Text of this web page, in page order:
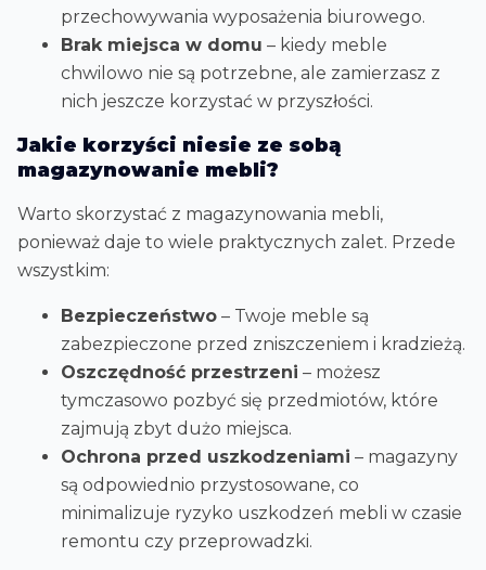
przechowywania wyposażenia biurowego.
Brak miejsca w domu – kiedy meble
chwilowo nie są potrzebne, ale zamierzasz z
nich jeszcze korzystać w przyszłości.
Jakie korzyści niesie ze sobą
magazynowanie mebli?
Warto skorzystać z magazynowania mebli,
ponieważ daje to wiele praktycznych zalet. Przede
wszystkim:
Bezpieczeństwo – Twoje meble są
zabezpieczone przed zniszczeniem i kradzieżą.
Oszczędność przestrzeni – możesz
tymczasowo pozbyć się przedmiotów, które
zajmują zbyt dużo miejsca.
Ochrona przed uszkodzeniami – magazyny
są odpowiednio przystosowane, co
minimalizuje ryzyko uszkodzeń mebli w czasie
remontu czy przeprowadzki.